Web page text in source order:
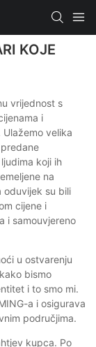
KOJE
vrijednost s
i
velika
koji ih
na
oduvijek su bili
cijene i
i samouvjereno
u ostvarenju
bismo
i to smo mi.
a i osigurava
područjima.
kupca. Po